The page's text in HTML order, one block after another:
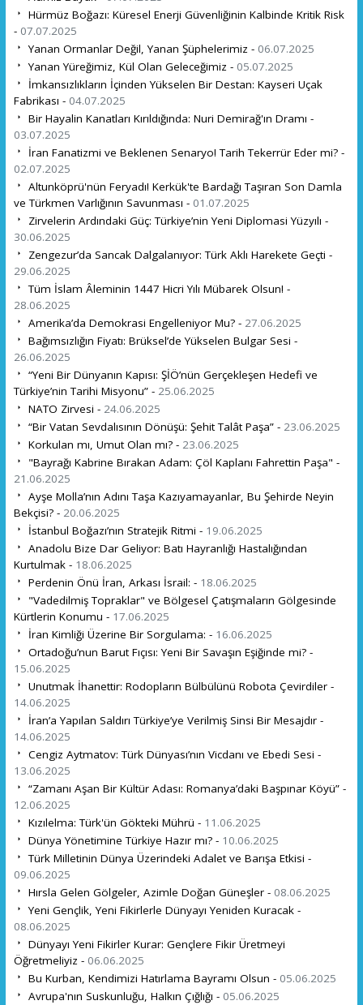
Hürmüz Boğazı: Küresel Enerji Güvenliğinin Kalbinde Kritik Risk
- 07.07.2025
Yanan Ormanlar Değil, Yanan Şüphelerimiz - 06.07.2025
Yanan Yüreğimiz, Kül Olan Geleceğimiz - 05.07.2025
İmkansızlıkların İçinden Yükselen Bir Destan: Kayseri Uçak
Fabrikası - 04.07.2025
Bir Hayalin Kanatları Kırıldığında: Nuri Demirağ'ın Dramı -
03.07.2025
İran Fanatizmi ve Beklenen Senaryo! Tarih Tekerrür Eder mi? -
02.07.2025
Altunköprü'nün Feryadı! Kerkük'te Bardağı Taşıran Son Damla
ve Türkmen Varlığının Savunması - 01.07.2025
Zirvelerin Ardındaki Güç: Türkiye’nin Yeni Diplomasi Yüzyılı -
30.06.2025
Zengezur’da Sancak Dalgalanıyor: Türk Aklı Harekete Geçti -
29.06.2025
Tüm İslam Âleminin 1447 Hicri Yılı Mübarek Olsun! -
28.06.2025
Amerika’da Demokrasi Engelleniyor Mu? - 27.06.2025
Bağımsızlığın Fiyatı: Brüksel’de Yükselen Bulgar Sesi -
26.06.2025
“Yeni Bir Dünyanın Kapısı: ŞİÖ’nün Gerçekleşen Hedefi ve
Türkiye’nin Tarihi Misyonu” - 25.06.2025
NATO Zirvesi - 24.06.2025
“Bir Vatan Sevdalısının Dönüşü: Şehit Talât Paşa” - 23.06.2025
Korkulan mı, Umut Olan mı? - 23.06.2025
"Bayrağı Kabrine Bırakan Adam: Çöl Kaplanı Fahrettin Paşa" -
21.06.2025
Ayşe Molla’nın Adını Taşa Kazıyamayanlar, Bu Şehirde Neyin
Bekçisi? - 20.06.2025
İstanbul Boğazı’nın Stratejik Ritmi - 19.06.2025
Anadolu Bize Dar Geliyor: Batı Hayranlığı Hastalığından
Kurtulmak - 18.06.2025
Perdenin Önü İran, Arkası İsrail: - 18.06.2025
"Vadedilmiş Topraklar" ve Bölgesel Çatışmaların Gölgesinde
Kürtlerin Konumu - 17.06.2025
İran Kimliği Üzerine Bir Sorgulama: - 16.06.2025
Ortadoğu’nun Barut Fıçısı: Yeni Bir Savaşın Eşiğinde mi? -
15.06.2025
Unutmak İhanettir: Rodopların Bülbülünü Robota Çevirdiler -
14.06.2025
İran’a Yapılan Saldırı Türkiye’ye Verilmiş Sinsi Bir Mesajdır -
14.06.2025
Cengiz Aytmatov: Türk Dünyası’nın Vicdanı ve Ebedi Sesi -
13.06.2025
“Zamanı Aşan Bir Kültür Adası: Romanya’daki Başpınar Köyü” -
12.06.2025
Kızılelma: Türk'ün Gökteki Mührü - 11.06.2025
Dünya Yönetimine Türkiye Hazır mı? - 10.06.2025
Türk Milletinin Dünya Üzerindeki Adalet ve Barışa Etkisi -
09.06.2025
Hırsla Gelen Gölgeler, Azimle Doğan Güneşler - 08.06.2025
Yeni Gençlik, Yeni Fikirlerle Dünyayı Yeniden Kuracak -
08.06.2025
Dünyayı Yeni Fikirler Kurar: Gençlere Fikir Üretmeyi
Öğretmeliyiz - 06.06.2025
Bu Kurban, Kendimizi Hatırlama Bayramı Olsun - 05.06.2025
Avrupa'nın Suskunluğu, Halkın Çığlığı - 05.06.2025